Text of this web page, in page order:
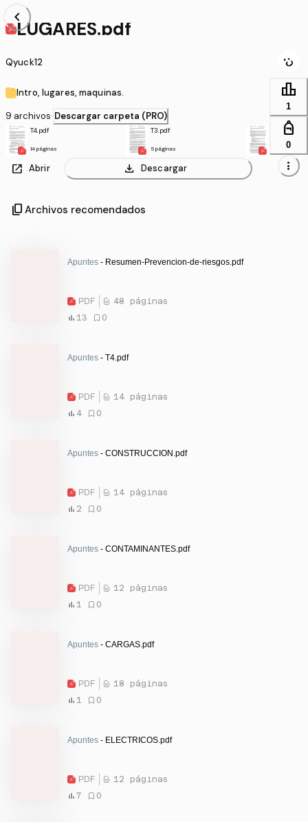
chevron_left
LUGARES.pdf
Qyuck12
Intro, lugares, maquinas.
9 archivos· Descargar carpeta (PRO)
T4.pdf
14 páginas
T3.pdf
5 páginas 16 páginas
open_in_new Abrir download Descargar
leaderboard
1
personal_bag
0
more_vert
content_copy Archivos recomendados
Apuntes - Resumen-Prevencion-de-riesgos.pdf
PDF
48 páginas
13
0
Apuntes - T4.pdf
PDF
14 páginas
4
0
Apuntes - CONSTRUCCION.pdf
PDF
14 páginas
2
0
Apuntes - CONTAMINANTES.pdf
PDF
12 páginas
1
0
Apuntes - CARGAS.pdf
PDF
18 páginas
1
0
Apuntes - ELECTRICOS.pdf
PDF
12 páginas
7
0